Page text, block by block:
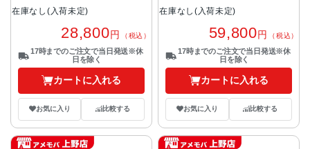
在庫なし(入荷未定)
28,800円 （税込）
17時までのご注文で当日発送※休
日を除く
カートに入れる
お気に入り 比較する
在庫なし(入荷未定)
59,800円 （税込）
17時までのご注文で当日発送※休
日を除く
カートに入れる
お気に入り 比較する